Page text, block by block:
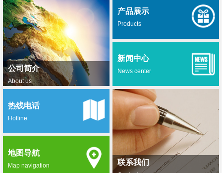
公司简介
About us
产品展示
Products
新闻中心
News center
联系我们
热线电话
Hotline
地图导航
Map navigation